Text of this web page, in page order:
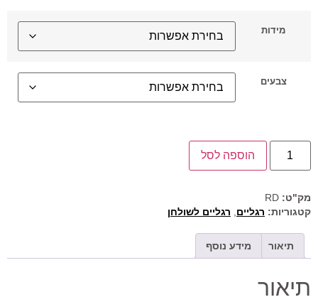
מידות
צבעים
הוספה לסל
מק"ט:RD
קטגוריות: רגליים,רגליים לשולחן
תיאור מידע נוסף
תיאור